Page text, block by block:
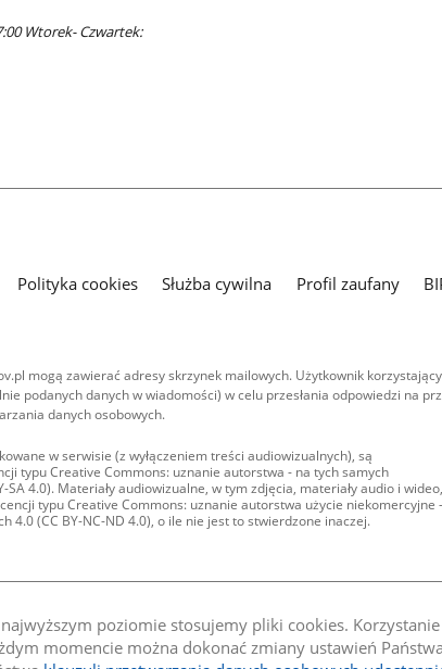
poziomie stosujemy pliki cookies.
momencie można dokonać zmiany ustawień
Wtorek- Czwartek:
Polityka cookies Służba cywilna Profil zaufany
mogą zawierać adresy skrzynek mailowych. Użytkownik
podanych danych w wiadomości) w celu przesłania odpowiedzi na
danych osobowych.
w serwisie (z wyłączeniem treści audiowizualnych), są
typu Creative Commons: uznanie autorstwa - na tych samych
SA 4.0). Materiały audiowizualne, w tym zdjęcia, materiały audio i wideo,
typu Creative Commons: uznanie autorstwa użycie niekomercyjne -
4.0 (CC BY-NC-ND 4.0), o ile nie jest to stwierdzone inaczej.